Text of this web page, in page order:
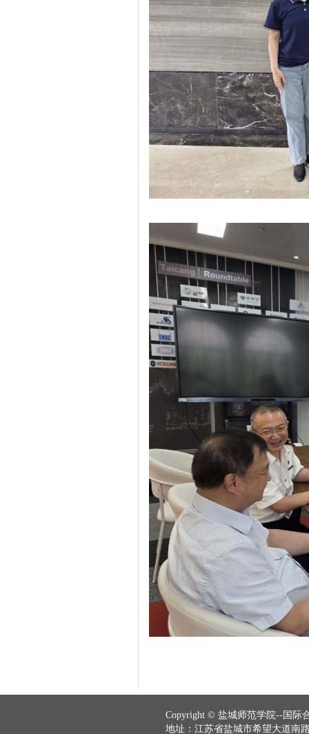
Copyright © 盐城师范学院--国际
地址：江苏省盐城市希望大道南